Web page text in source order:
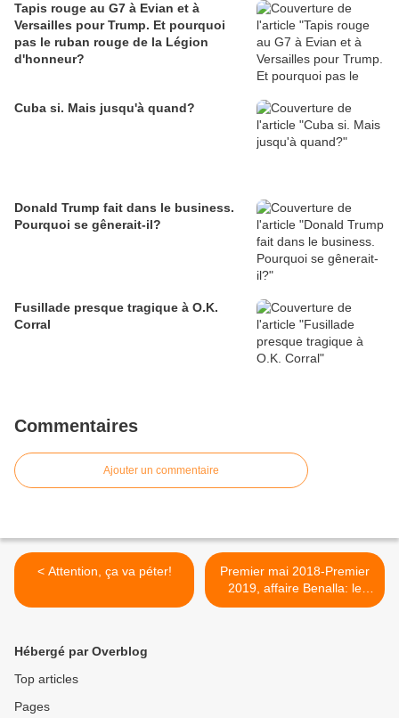
Tapis rouge au G7 à Evian et à
Versailles pour Trump. Et pourquoi
pas le ruban rouge de la Légion
d'honneur?
Cuba si. Mais jusqu'à quand?
Donald Trump fait dans le business.
Pourquoi se gênerait-il?
Fusillade presque tragique à O.K.
Corral
Commentaires
Ajouter un commentaire
< Attention, ça va péter!
Premier mai 2018-Premier
2019, affaire Benalla: le
temps se serait-il arrêté au
Hébergé par Overblog
Top articles
Pages